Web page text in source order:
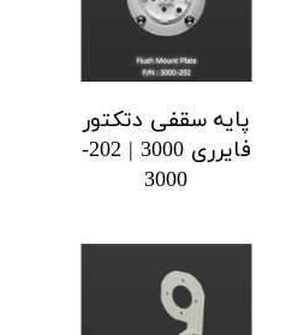
پایه سقفی دتکتور
فایرری 3000 | 202-
3000